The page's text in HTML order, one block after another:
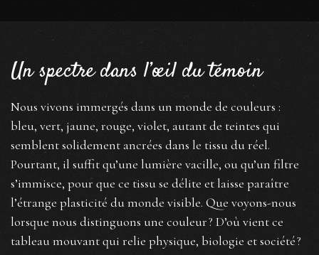
Un spectre dans l’œil du témoin
Nous vivons immergés dans un monde de couleurs :
bleu, vert, jaune, rouge, violet, autant de teintes qui
semblent solidement ancrées dans le tissu du réel.
Pourtant, il suffit qu’une lumière vacille, ou qu’un filtre
s’immisce, pour que ce tissu se délite et laisse paraître
l’étrange plasticité du monde visible. Que voyons-nous
lorsque nous distinguons une couleur ? D’où vient ce
tableau mouvant qui relie physique, biologie et société ?